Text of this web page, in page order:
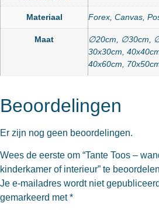
Materiaal Forex, Canvas,
Maat
∅20cm, ∅30cm,
30x30cm,
40x60cm,
Beoordelingen
Er zijn nog geen beoordelingen.
Wees de eerste om “Tante Toos –
kinderkamer of interieur” te beoordelen
Je e-mailadres wordt niet
gemarkeerd met*